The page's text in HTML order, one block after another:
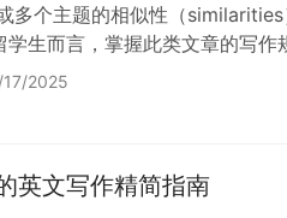
多个主题的相似性（
学生而言，掌握此类文章的写
）和逻辑清晰度（logical
2025
英文写作精简指南